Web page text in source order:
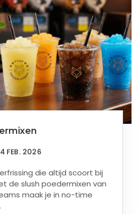
FEB. 2026
die altijd scoort bij
de slush poedermixen van
maak je in no-time